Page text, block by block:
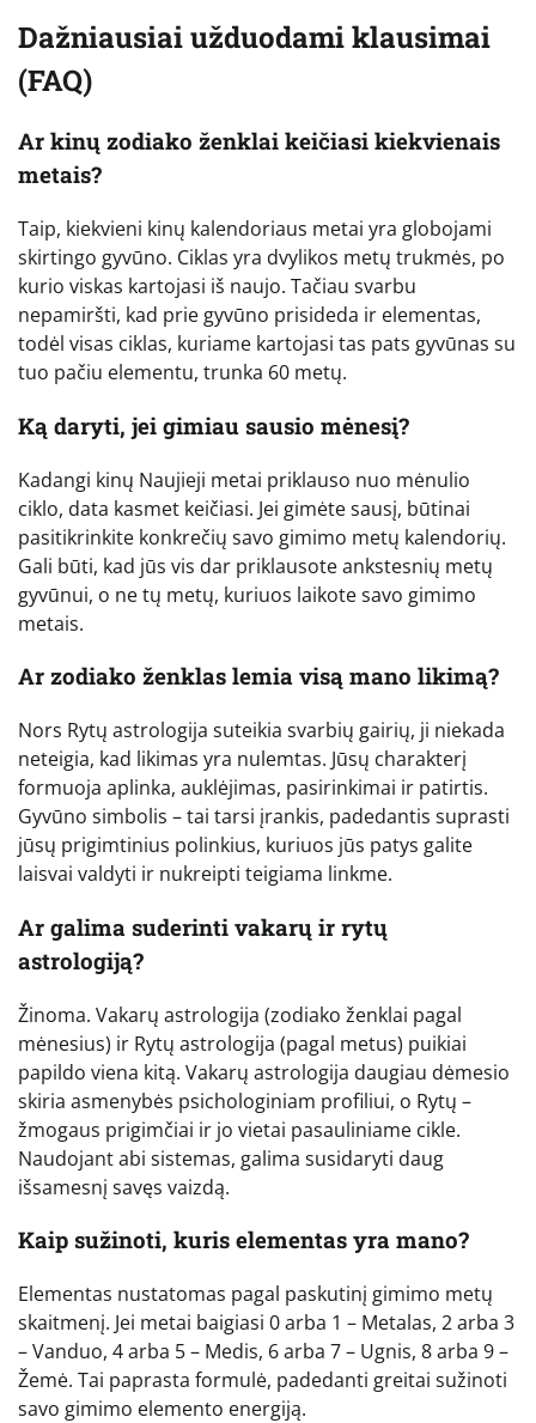
Dažniausiai užduodami klausimai
(FAQ)
Ar kinų zodiako ženklai keičiasi kiekvienais
metais?
Taip, kiekvieni kinų kalendoriaus metai yra globojami
skirtingo gyvūno. Ciklas yra dvylikos metų trukmės, po
kurio viskas kartojasi iš naujo. Tačiau svarbu
nepamiršti, kad prie gyvūno prisideda ir elementas,
todėl visas ciklas, kuriame kartojasi tas pats gyvūnas su
tuo pačiu elementu, trunka 60 metų.
Ką daryti, jei gimiau sausio mėnesį?
Kadangi kinų Naujieji metai priklauso nuo mėnulio
ciklo, data kasmet keičiasi. Jei gimėte sausį, būtinai
pasitikrinkite konkrečių savo gimimo metų kalendorių.
Gali būti, kad jūs vis dar priklausote ankstesnių metų
gyvūnui, o ne tų metų, kuriuos laikote savo gimimo
metais.
Ar zodiako ženklas lemia visą mano likimą?
Nors Rytų astrologija suteikia svarbių gairių, ji niekada
neteigia, kad likimas yra nulemtas. Jūsų charakterį
formuoja aplinka, auklėjimas, pasirinkimai ir patirtis.
Gyvūno simbolis – tai tarsi įrankis, padedantis suprasti
jūsų prigimtinius polinkius, kuriuos jūs patys galite
laisvai valdyti ir nukreipti teigiama linkme.
Ar galima suderinti vakarų ir rytų
astrologiją?
Žinoma. Vakarų astrologija (zodiako ženklai pagal
mėnesius) ir Rytų astrologija (pagal metus) puikiai
papildo viena kitą. Vakarų astrologija daugiau dėmesio
skiria asmenybės psichologiniam profiliui, o Rytų –
žmogaus prigimčiai ir jo vietai pasauliniame cikle.
Naudojant abi sistemas, galima susidaryti daug
išsamesnį savęs vaizdą.
Kaip sužinoti, kuris elementas yra mano?
Elementas nustatomas pagal paskutinį gimimo metų
skaitmenį. Jei metai baigiasi 0 arba 1 – Metalas, 2 arba 3
– Vanduo, 4 arba 5 – Medis, 6 arba 7 – Ugnis, 8 arba 9 –
Žemė. Tai paprasta formulė, padedanti greitai sužinoti
savo gimimo elemento energiją.